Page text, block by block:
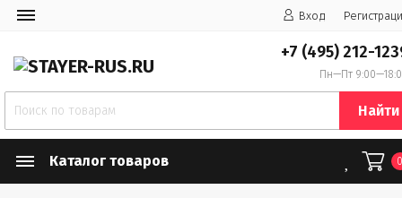
Вход
+7 (495) 212-
Пн—Пт
Найти
Каталог товаров